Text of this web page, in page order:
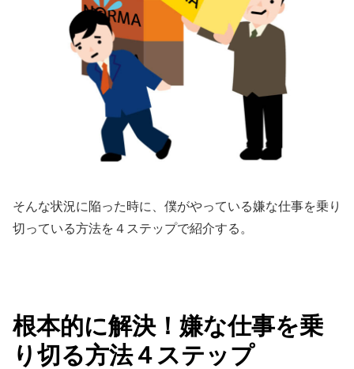
そんな状況に陥った時に、僕がやっている嫌な仕事を乗り
切っている方法を４ステップで紹介する。
根本的に解決！嫌な仕事を乗
り切る方法４ステップ